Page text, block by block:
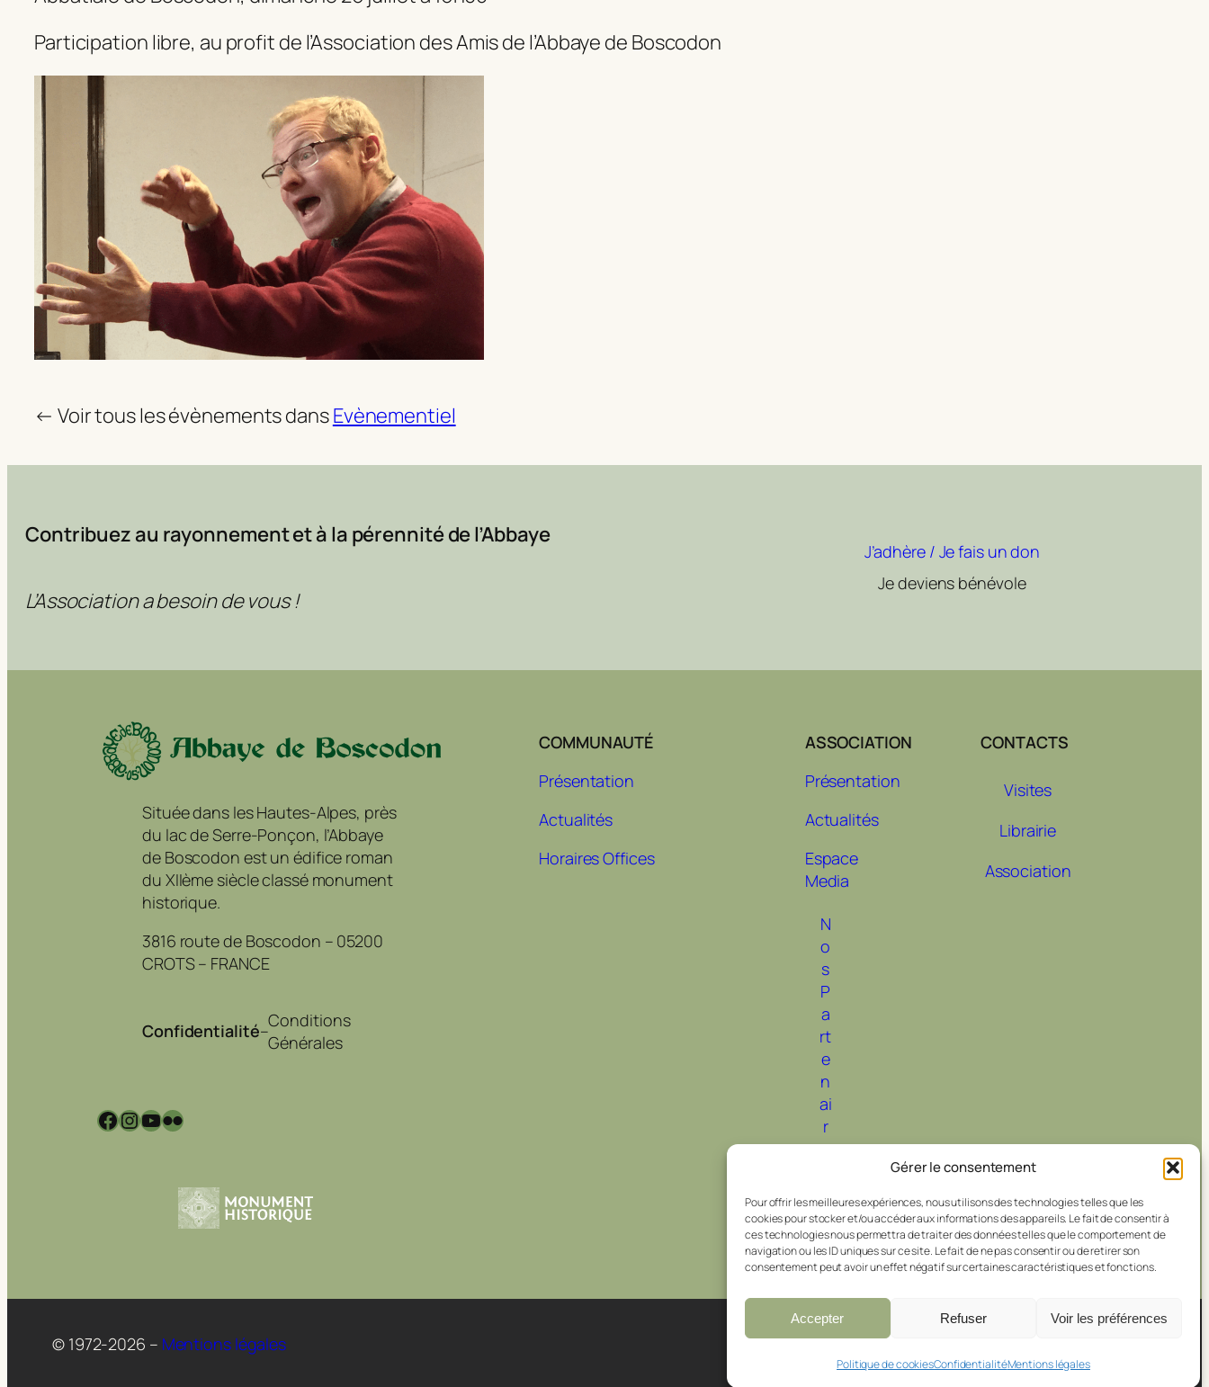
Gérer le consentement
Pour offrir les meilleures expériences, nous utilisons des technologies telles que les
cookies pour stocker et/ou accéder aux informations des appareils. Le fait de consentir à
ces technologies nous permettra de traiter des données telles que le comportement de
navigation ou les ID uniques sur ce site. Le fait de ne pas consentir ou de retirer son
consentement peut avoir un effet négatif sur certaines caractéristiques et fonctions.
Accepter Refuser Voir les préférences
Politique de cookiesConfidentialitéMentions légales
Participation libre, au profit de l’Association des Amis de l’Abbaye de Boscodon
← Voir tous les évènements dansEvènementiel
Contribuez au rayonnement et à la pérennité de l’Abbaye
L’Association a besoin de vous !
J’adhère / Je fais un don
Je deviens bénévole
Située dans les Hautes-Alpes, près
du lac de Serre-Ponçon, l’Abbaye
de Boscodon est un édifice roman
du XIIème siècle classé monument
historique.
3816 route de Boscodon – 05200
CROTS – FRANCE
Confidentialité–
Conditions
Générales
Facebook
Instagram
YouTube
Flickr
COMMUNAUTÉ
Présentation
Actualités
Horaires Offices
ASSOCIATION
Présentation
Actualités
Espace
Media
N
o
s
P
a
rt
e
n
ai
r
e
CONTACTS
Visites
Librairie
Association
© 1972-2026 – Mentions légales